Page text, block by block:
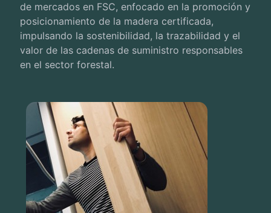
de mercados en FSC, enfocado en la promoción y
posicionamiento de la madera certificada,
impulsando la sostenibilidad, la trazabilidad y el
valor de las cadenas de suministro responsables
en el sector forestal.